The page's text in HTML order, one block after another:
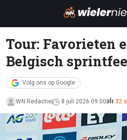
Tour: Favorieten
Belgisch
Volg ons op Google
WN Redactie 8 juli 2026 09:00 32